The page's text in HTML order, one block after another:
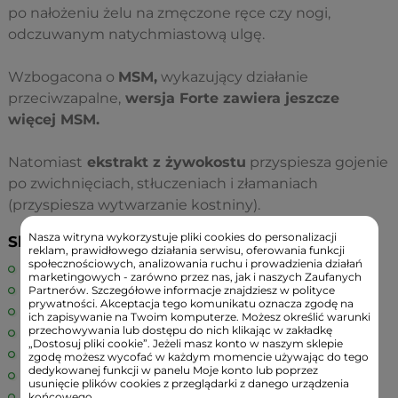
po nałożeniu żelu na zmęczone ręce czy nogi,
odczuwanym natychmiastową ulgę.
Wzbogacona o MSM, wykazujący działanie
przeciwzapalne, wersja Forte zawiera jeszcze
więcej MSM.
Natomiast ekstrakt z żywokostu przyspiesza gojenie
po zwichnięciach, stłuczeniach i złamaniach
(przyspiesza wytwarzanie kostniny).
Składniki:
Aqua purificata
Glycerin
Carbomer
Harpagophytum procumbens extract
Symphytum offcinale
MSM
Nasza witryna wykorzystuje pliki cookies do personalizacji
reklam, prawidłowego działania serwisu, oferowania funkcji
społecznościowych, analizowania ruchu i prowadzienia działań
marketingowych - zarówno przez nas, jak i naszych Zaufanych
Partnerów. Szczegółowe informacje znajdziesz w polityce
prywatności. Akceptacja tego komunikatu oznacza zgodę na
ich zapisywanie na Twoim komputerze. Możesz określić warunki
przechowywania lub dostępu do nich klikając w zakładkę
„Dostosuj pliki cookie”. Jeżeli masz konto w naszym sklepie
zgodę możesz wycofać w każdym momencie używając do tego
dedykowanej funkcji w panelu Moje konto lub poprzez
usunięcie plików cookies z przeglądarki z danego urządzenia